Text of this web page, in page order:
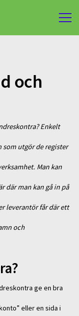
och
Enkelt
som utgör de register
Man kan
där man kan gå in på
leverantör får där ett
och
ge en bra
eller en sida i